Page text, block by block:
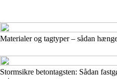
Materialer og tagtyper – sådan
Stormsikre betontagsten: Sådan